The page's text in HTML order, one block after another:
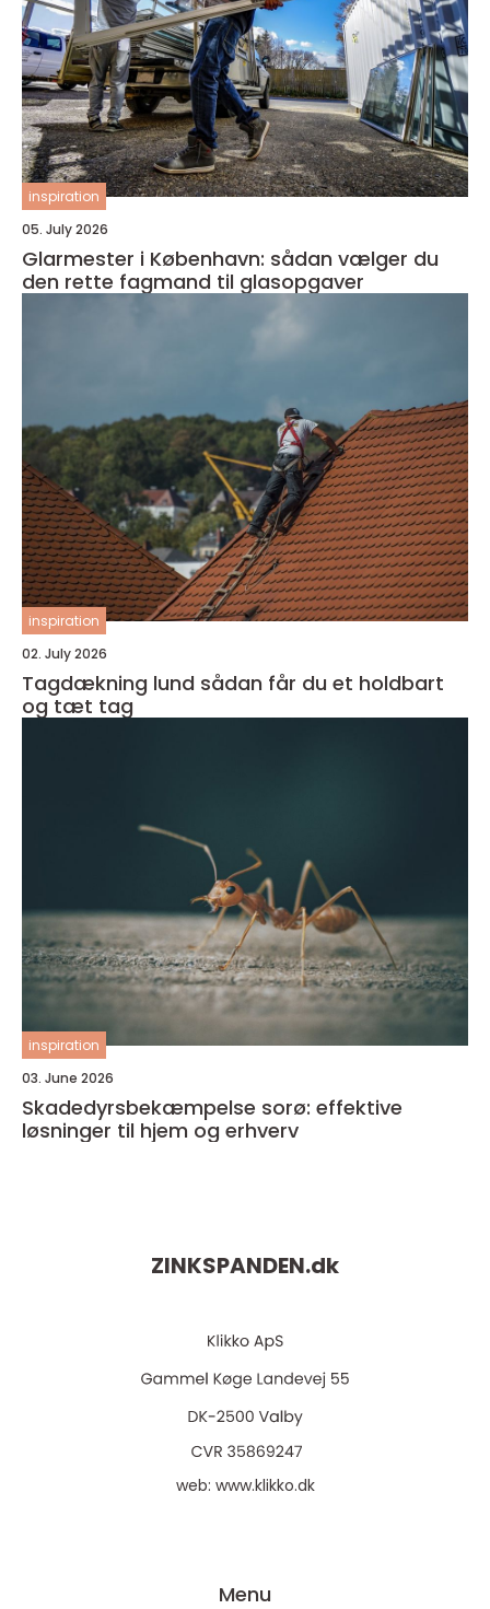
inspiration
05. July 2026
Glarmester i København: sådan vælger du
den rette fagmand til glasopgaver
inspiration
02. July 2026
Tagdækning lund sådan får du et holdbart
og tæt tag
inspiration
03. June 2026
Skadedyrsbekæmpelse sorø: effektive
løsninger til hjem og erhverv
ZINKSPANDEN.dk
web: www.klikko.dk
Menu